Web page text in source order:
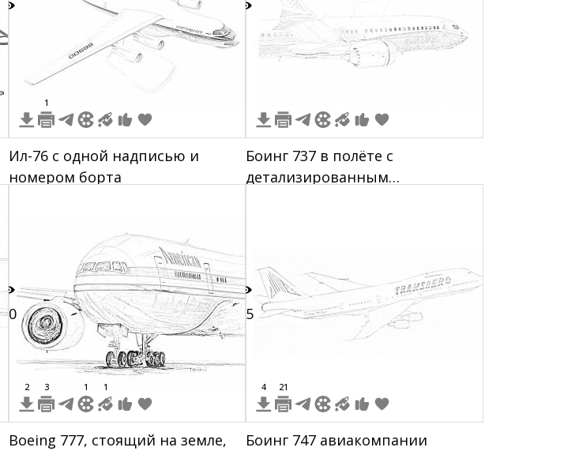
3
1
Ил-76 с одной надписью и
номером борта
Боинг 737 в полёте с
детализированным
10
2 3 1 1
Boeing 777, стоящий на земле,
35
4 21
Боинг 747 авиакомпании